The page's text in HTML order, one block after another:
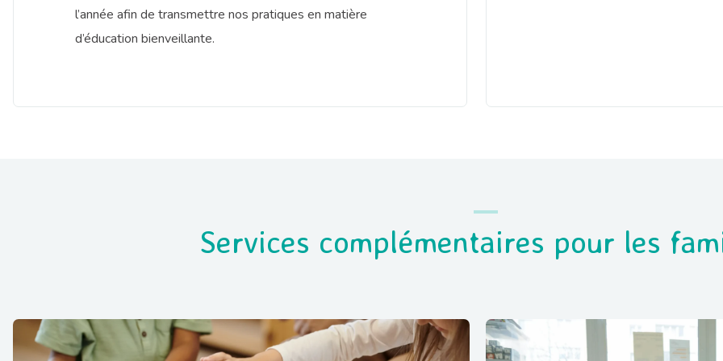
l’année afin de transmettre nos pratiques en matière
d’éducation bienveillante.
Services complémentaires pour les